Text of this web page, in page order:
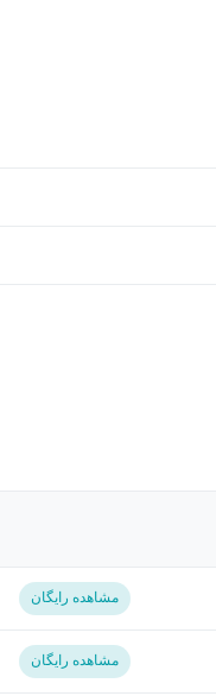
مشاهده رایگان
مشاهده رایگان